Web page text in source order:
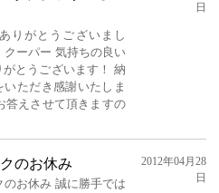
りがとうございまし
ーパー 気持ちの良い
とうございます！ 納
ただき感謝いたしま
答えさせて頂きますの
日
のお休み
お休み 誠に勝手では
2012年04月28
日